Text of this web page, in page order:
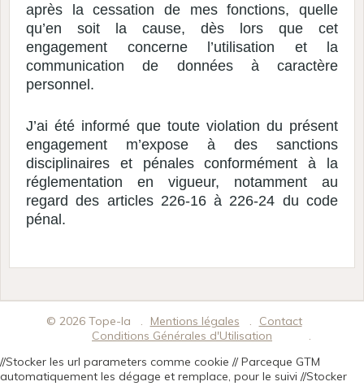
après la cessation de mes fonctions, quelle
qu’en soit la cause, dès lors que cet
engagement concerne l’utilisation et la
communication de données à caractère
personnel.
J’ai été informé que toute violation du présent
engagement m’expose à des sanctions
disciplinaires et pénales conformément à la
réglementation en vigueur, notamment au
regard des articles 226-16 à 226-24 du code
pénal.
© 2026 Tope-la Mentions légales
Contact
Conditions Générales d'Utilisation
//Stocker les url parameters comme cookie // Parceque GTM
automatiquement les dégage et remplace, pour le suivi //Stocker